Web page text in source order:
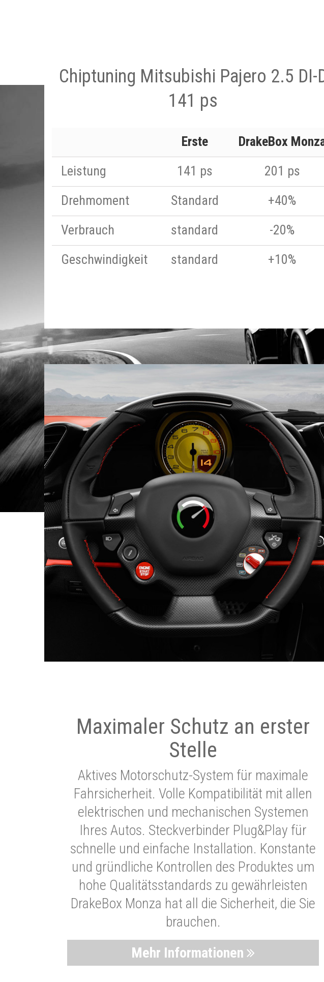
Chiptuning Mitsubishi Pajero 2.5 DI-
141 ps
Erste
DrakeBox
Leistung
141 ps
201 ps
Drehmoment
Standard
+40%
Verbrauch
standard
-20%
Geschwindigkeit
standard +10%
Maximaler Schutz an erster
Stelle
Aktives Motorschutz-System für maximale
Fahrsicherheit. Volle Kompatibilität mit allen
elektrischen und mechanischen Systemen
Ihres Autos. Steckverbinder Plug&Play für
schnelle und einfache Installation. Konstante
und gründliche Kontrollen des Produktes um
hohe Qualitätsstandards zu gewährleisten
DrakeBox Monza hat all die Sicherheit, die Sie
brauchen.
Mehr Informationen